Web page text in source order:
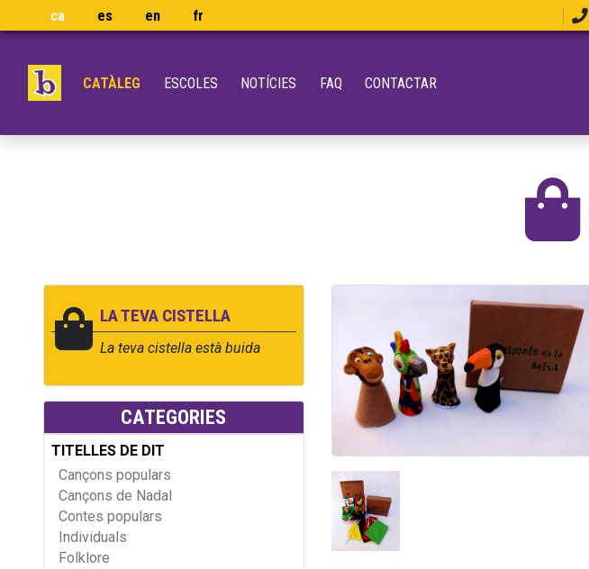
ca es en fr
CATÀLEG ESCOLES NOTÍCIES FAQ CONTACTAR
LA TEVA CISTELLA
La teva cistella està buida
CATEGORIES
TITELLES DE DIT
Cançons populars
Cançons de Nadal
Contes populars
Individuals
Folklore